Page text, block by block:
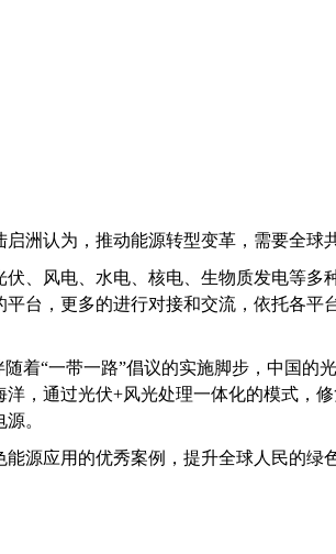
启洲认为，推动能源转型变革，需要全球
、风电、水电、核电、生物质发电等
台，更多的进行对接和交流，依托各
着“一带一路”倡议的实施脚步，中国
，通过光伏+风光处理一体化的模式，
。
源应用的优秀案例，提升全球人民的